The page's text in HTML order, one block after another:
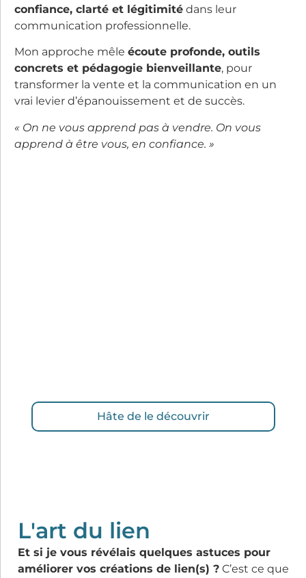
confiance, clarté et légitimité dans leur
communication professionnelle.
Mon approche mêle écoute profonde, outils
concrets et pédagogie bienveillante, pour
transformer la vente et la communication en un
vrai levier d’épanouissement et de succès.
« On ne vous apprend pas à vendre. On vous
apprend à être vous, en confiance. »
Hâte de le découvrir
L'art du lien
Et si je vous révélais quelques astuces pour
améliorer vos créations de lien(s) ? C’est ce que